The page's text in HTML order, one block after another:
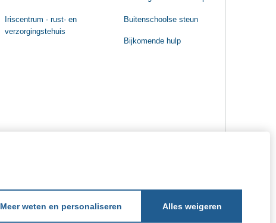
Meer weten en personaliseren
Iriscentrum - rust- en
verzorgingstehuis
Buitenschoolse steun
Bijkomende hulp